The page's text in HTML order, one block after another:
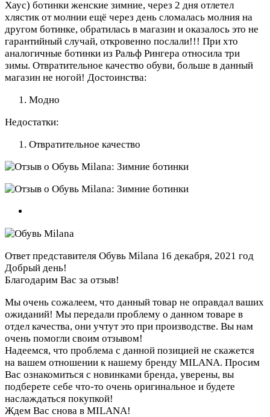
Хаус) ботинки женские зимние, через 2 дня отлетел
хлястик от молнии ещё через день сломалась молния на
другом ботинке, обратилась в магазин и оказалось это не
гарантийный случай, откровенно послали!!! При хто
аналогичные ботинки из Ральф Рингера относила три
зимы. Отвратительное качество обуви, больше в данный
магазин не ногой! Достоинства:
Модно
Недостатки:
Отвратительное качество
Ответ представителя Обувь Milana 16 декабря, 2021 год
Добрый день!
Благодарим Вас за отзыв!
Мы очень сожалеем, что данный товар не оправдал ваших
ожиданий! Мы передали проблему о данном товаре в
отдел качества, они учтут это при производстве. Вы нам
очень помогли своим отзывом!
Надеемся, что проблема с данной позицией не скажется
на вашем отношении к нашему бренду MILANA. Просим
Вас ознакомиться с новинками бренда, уверены, вы
подберете себе что-то очень оригинальное и будете
наслаждаться покупкой!
Ждем Вас снова в MILANA!